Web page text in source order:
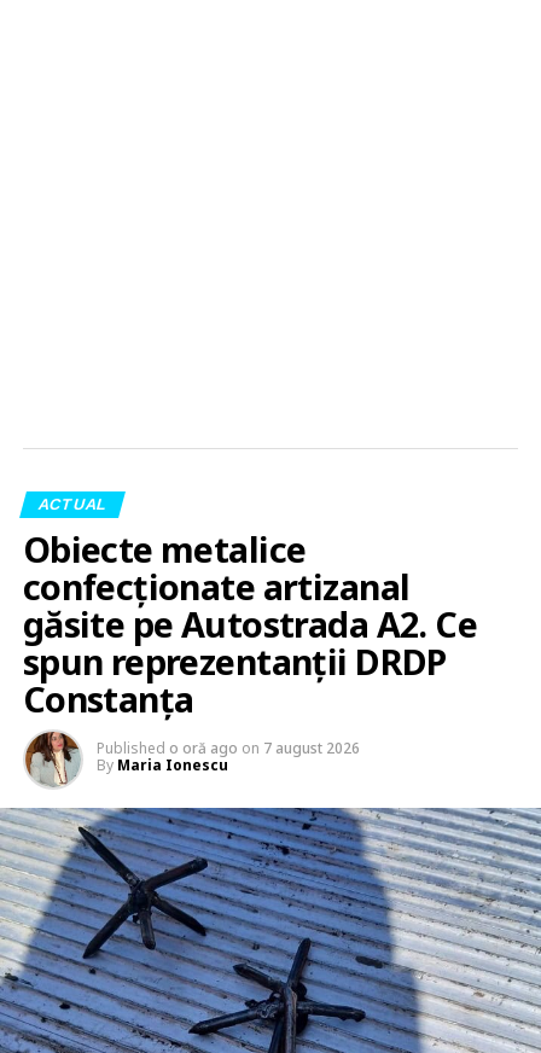
ACTUAL
Obiecte metalice
confecționate artizanal
găsite pe Autostrada A2. Ce
spun reprezentanții DRDP
Constanța
Published o oră ago on 7 august 2026
By Maria Ionescu